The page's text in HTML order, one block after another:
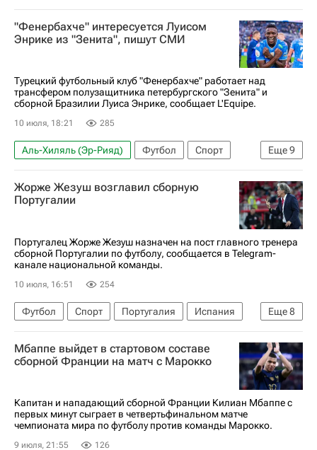
Нью-Йорк (город)
Норвегия
Пеле
ЧМ по футболу 2026
"Фенербахче" интересуется Луисом
Энрике из "Зенита", пишут СМИ
Турецкий футбольный клуб "Фенербахче" работает над
трансфером полузащитника петербургского "Зенита" и
сборной Бразилии Луиса Энрике, сообщает L'Equipe.
10 июля, 18:21 285
Еще9
Аль-Хиляль (Эр-Рияд) Футбол
Спорт
Бразилия
Стамбул США
Луис Энрике
Мейсон Гринвуд
Малком
Фенербахче
РПЛ 2026-2027 (Чемпионат России по футболу)
Жорже Жезуш возглавил сборную
Португалии
Португалец Жорже Жезуш назначен на пост главного тренера
сборной Португалии по футболу, сообщается в Telegram-
канале национальной команды.
10 июля, 16:51 254
Еще8
Футбол Спорт Португалия
Испания
Жорже Жезуш
Роберто Мартинес
ЧМ по футболу 2026
Саудовская Аравия
Фламенго
Мбаппе выйдет в стартовом составе
сборной Франции на матч с Марокко
Капитан и нападающий сборной Франции Килиан Мбаппе с
первых минут сыграет в четвертьфинальном матче
чемпионата мира по футболу против команды Марокко.
9 июля, 21:55 126